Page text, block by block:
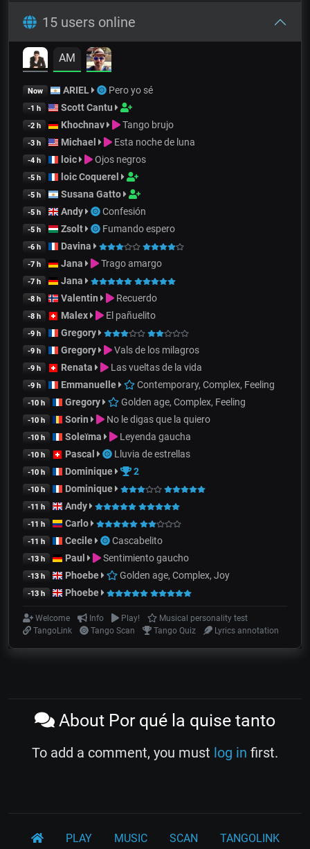
15 users online
AM
Now ARIEL Pero yo sé
-1 h Scott Cantu
-2 h Khochnav Tango brujo
-3 h Michael Esta noche de luna
-4 h loic Ojos negros
-5 h loic Coquerel
-5 h Susana Gatto
-5 h Andy Confesión
-5 h Zsolt Fumando espero
-6 h Davina
-7 h Jana Trago amargo
-7 h Jana
-8 h Valentin Recuerdo
-8 h Malex El pañuelito
-9 h Gregory
-9 h Gregory Vals de los milagros
-9 h Renata Las vueltas de la vida
-9 h Emmanuelle Contemporary, Complex, Feeling
-10 h Gregory Golden age, Complex, Feeling
-10 h Sorin No le digas que la quiero
-10 h Soleïma Leyenda gaucha
-10 h Pascal Lluvia de estrellas
-10 h Dominique 2
-10 h Dominique
-11 h Andy
-11 h Carlo
-11 h Cecile Cascabelito
-13 h Paul Sentimiento gaucho
-13 h Phoebe Golden age, Complex, Joy
-13 h Phoebe
Welcome Info Play!
Musical personality test
TangoLink
Tango Scan Tango Quiz Lyrics annotation
About Por qué la quise tanto
To add a comment, you must log in first.
PLAY MUSIC SCAN TANGOLINK